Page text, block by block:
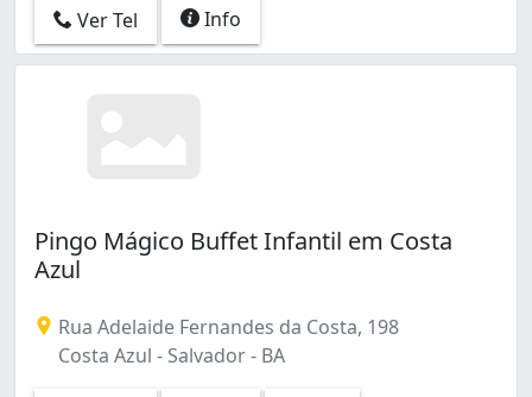
Ver Tel Info
Pingo Mágico Buffet Infantil em Costa
Azul
Rua Adelaide Fernandes da Costa, 198
Costa Azul - Salvador - BA